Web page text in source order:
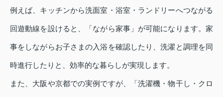
例えば、キッチンから洗面室・浴室・ランドリーへつながる
回遊動線を設けると、「ながら家事」が可能になります。家
事をしながらお子さまの入浴を確認したり、洗濯と調理を同
時進行したりと、効率的な暮らしが実現します。
また、大阪や京都での実例ですが、「洗濯機・物干し・クロ